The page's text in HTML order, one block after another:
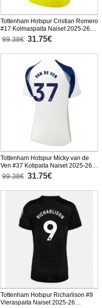
Tottenham Hotspur Cristian Romero
#17 Kolmaspaita Naiset 2025-26
Lyhythihainen
99.38€ 31.75€
Tottenham Hotspur Micky van de
Ven #37 Kotipaita Naiset 2025-26
Lyhythihainen
99.38€ 31.75€
Tottenham Hotspur Richarlison #9
Vieraspaita Naiset 2025-26